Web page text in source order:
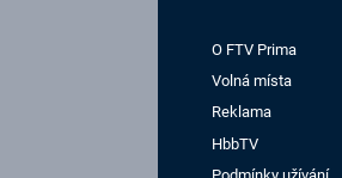
O FTV Prima
Volná místa
Reklama
HbbTV